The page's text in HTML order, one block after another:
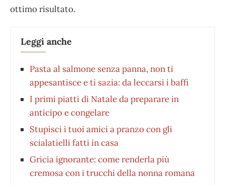
ottimo risultato.
Leggi anche
Pasta al salmone senza panna, non ti
appesantisce e ti sazia: da leccarsi i baffi
I primi piatti di Natale da preparare in
anticipo e congelare
Stupisci i tuoi amici a pranzo con gli
scialatielli fatti in casa
Gricia ignorante: come renderla più
cremosa con i trucchi della nonna romana